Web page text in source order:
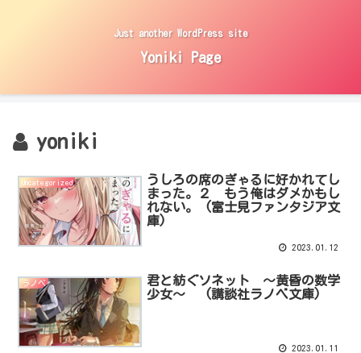
Just another WordPress site
Yoniki Page
yoniki
Uncategorized
うしろの席のぎゃるに好かれてし
まった。２ もう俺はダメかもし
れない。 (富士見ファンタジア文
庫)
2023.01.12
ラノベ
君と紡ぐソネット ～黄昏の数学
少女～ (講談社ラノベ文庫)
2023.01.11